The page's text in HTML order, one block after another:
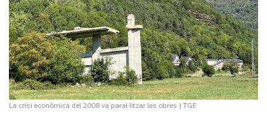
La crisi econòmica del 2008 va paral·litzar les obres | TGE